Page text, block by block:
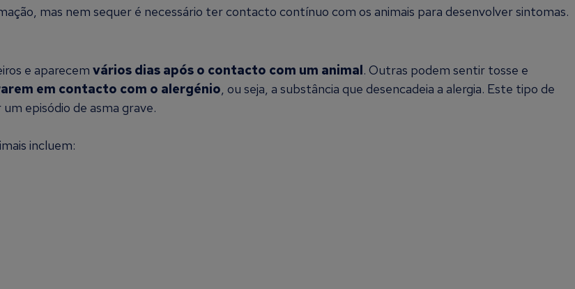
mas nem sequer é necessário ter contacto contínuo com os animais para desenvolver sintomas.
e aparecem vários dias após o contacto com um animal. Outras podem sentir tosse e
em contacto com o alergénio, ou seja, a substância que desencadeia a alergia. Este tipo de
episódio de asma grave.
incluem: